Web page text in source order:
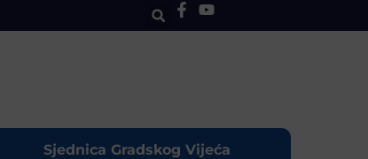
Sjednica Gradskog Vijeća